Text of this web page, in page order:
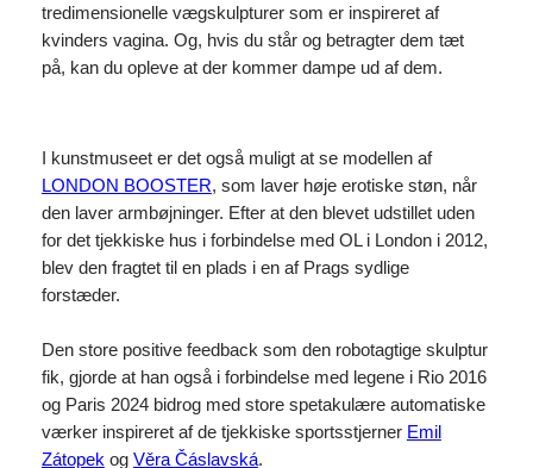
tredimensionelle vægskulpturer som er inspireret af
kvinders vagina. Og, hvis du står og betragter dem tæt
på, kan du opleve at der kommer dampe ud af dem.
I kunstmuseet er det også muligt at se modellen af
LONDON BOOSTER, som laver høje erotiske støn, når
den laver armbøjninger. Efter at den blevet udstillet uden
for det tjekkiske hus i forbindelse med OL i London i 2012,
blev den fragtet til en plads i en af Prags sydlige
forstæder.
Den store positive feedback som den robotagtige skulptur
fik, gjorde at han også i forbindelse med legene i Rio 2016
og Paris 2024 bidrog med store spetakulære automatiske
værker inspireret af de tjekkiske sportsstjerner Emil
Zátopek og Věra Čáslavská.